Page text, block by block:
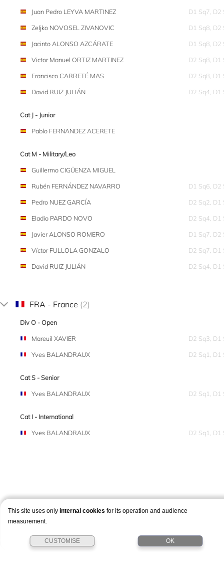
Juan Pedro LEYVA MARTINEZ
D1 Sq7, D2
Zeljko NOVOSEL ZIVANOVIC
D1 Sq8, D2
Jacinto ALONSO AZCÁRATE
D1 Sq8, D2
Victor Manuel ORTIZ MARTINEZ
D2 Sq8, D1
Francisco CARRETÉ MAS
D2 Sq8, D1
David RUIZ JULIÁN
D2 Sq4, D1
Cat J - Junior
Pablo FERNANDEZ ACERETE
Cat M - Military/Leo
Guillermo CIGÜENZA MIGUEL
Rubén FERNÁNDEZ NAVARRO
D1 Sq6, D2
Pedro NUEZ GARCÍA
D2 Sq2, D1
Eladio PARDO NOVO
D2 Sq4, D1
Javier ALONSO ROMERO
D1 Sq7, D2
Víctor FULLOLA GONZALO
D2 Sq7, D1
David RUIZ JULIÁN
D2 Sq4, D1
FRA - France (2)
Div O - Open
Mareuil XAVIER
D2 Sq3, D1
Yves BALANDRAUX
D2 Sq1, D1
Cat S - Senior
Yves BALANDRAUX
D2 Sq1, D1
Cat I - International
Yves BALANDRAUX
D2 Sq1, D1
This site uses only internal cookies for its operation and audience
measurement.
CUSTOMISE OK